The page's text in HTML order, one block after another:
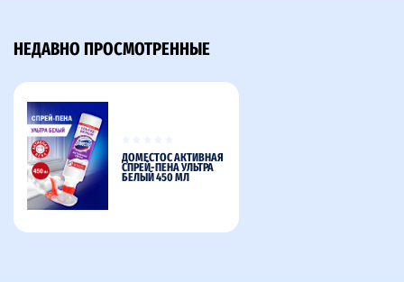
НЕДАВНО ПРОСМОТРЕННЫЕ
ДОМЕСТОС АКТИВНАЯ
СПРЕЙ-ПЕНА УЛЬТРА
БЕЛЫЙ 450 МЛ